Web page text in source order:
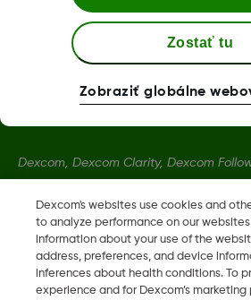
Ďalšie informácie
Dexcom, Dexcom Clarity, Dexcom
ochranné známky v USA a môžu byť
krajinách.
LBL016375 Rev001
Dexcom's websites use cookies and
to analyze performance on our
information about your use of the
address, preferences, and device
inferences about health conditions. To
experience and for Dexcom’s marketing
Zostať tu
Zobraziť globálne